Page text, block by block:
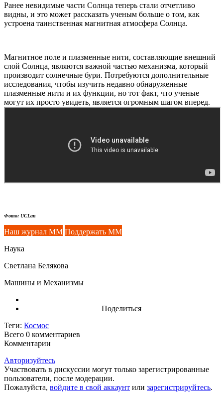
Ранее невидимые части Солнца теперь стали отчетливо
видны, и это может рассказать ученым больше о том, как
устроена таинственная магнитная атмосфера Солнца.
Магнитное поле и плазменные нити, составляющие внешний
слой Солнца, являются важной частью механизма, который
производит солнечные бури. Потребуются дополнительные
исследования, чтобы изучить недавно обнаруженные
плазменные нити и их функции, но тот факт, что ученые
могут их просто увидеть, является огромным шагом вперед.
Фото: UCLan
Наш журнал ММ Поддержать ММ
Наука
Светлана Белякова
Машины и Механизмы
Поделиться
Теги: Космос
Всего 0 комментариев
Комментарии
Авторизуйтесь
Участвовать в дискуссии могут только зарегистрированные
пользователи, после модерации.
Пожалуйста, войдите в свой аккаунт или зарегистрируйтесь.